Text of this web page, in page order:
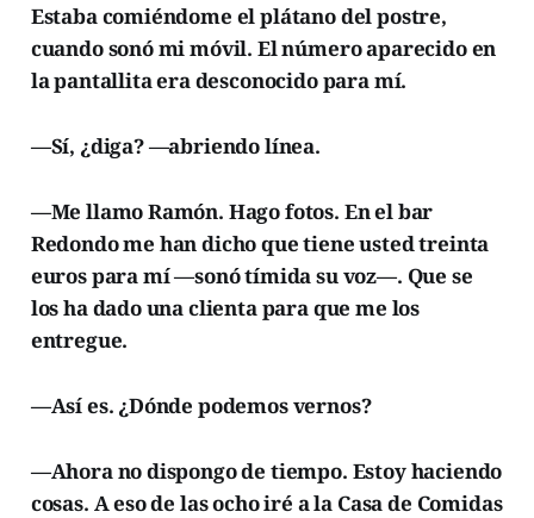
Estaba comiéndome el plátano del postre,
cuando sonó mi móvil. El número aparecido en
la pantallita era desconocido para mí.
—Sí, ¿diga? —abriendo línea.
—Me llamo Ramón. Hago fotos. En el bar
Redondo me han dicho que tiene usted treinta
euros para mí —sonó tímida su voz—. Que se
los ha dado una clienta para que me los
entregue.
—Así es. ¿Dónde podemos vernos?
—Ahora no dispongo de tiempo. Estoy haciendo
cosas. A eso de las ocho iré a la Casa de Comidas